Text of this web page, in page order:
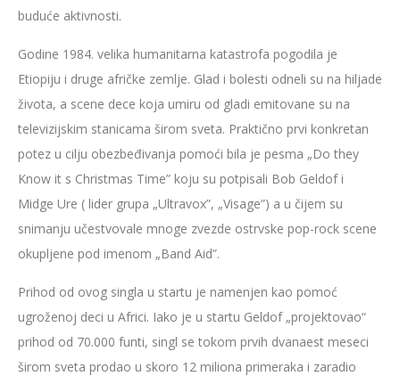
buduće aktivnosti.
Godine 1984. velika humanitarna katastrofa pogodila je
Etiopiju i druge afričke zemlje. Glad i bolesti odneli su na hiljade
života, a scene dece koja umiru od gladi emitovane su na
televizijskim stanicama širom sveta. Praktično prvi konkretan
potez u cilju obezbeđivanja pomoći bila je pesma „Do they
Know it s Christmas Time” koju su potpisali Bob Geldof i
Midge Ure ( lider grupa „Ultravox”, „Visage”) a u čijem su
snimanju učestvovale mnoge zvezde ostrvske pop-rock scene
okupljene pod imenom „Band Aid”.
Prihod od ovog singla u startu je namenjen kao pomoć
ugroženoj deci u Africi. Iako je u startu Geldof „projektovao“
prihod od 70.000 funti, singl se tokom prvih dvanaest meseci
širom sveta prodao u skoro 12 miliona primeraka i zaradio